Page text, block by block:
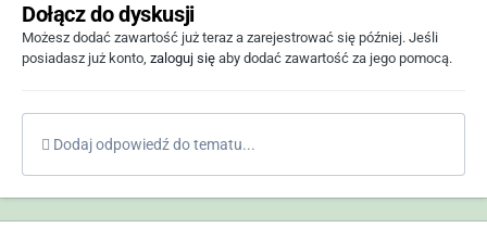
Dołącz do dyskusji
Możesz dodać zawartość już teraz a zarejestrować się później. Jeśli
posiadasz już konto, zaloguj się aby dodać zawartość za jego pomocą.
Dodaj odpowiedź do tematu...